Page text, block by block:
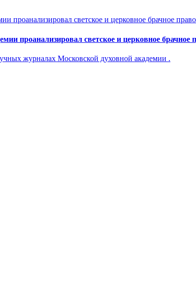
проанализировал светское и церковное брачное
журналах Московской духовной академии .